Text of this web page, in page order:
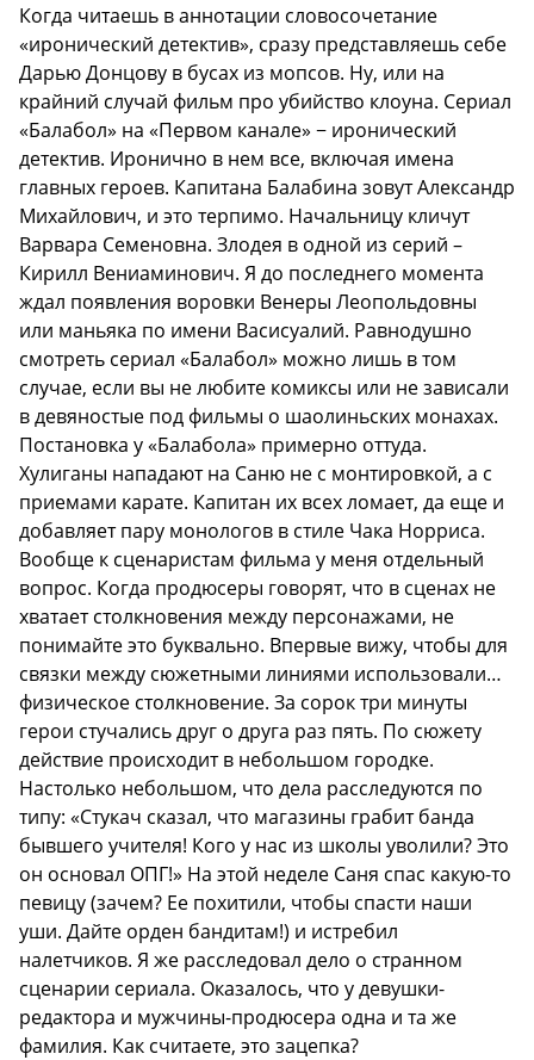
Когда читаешь в аннотации словосочетание
«иронический детектив», сразу представляешь себе
Дарью Донцову в бусах из мопсов. Ну, или на
крайний случай фильм про убийство клоуна. Сериал
«Балабол» на «Первом канале» − иронический
детектив. Иронично в нем все, включая имена
главных героев. Капитана Балабина зовут Александр
Михайлович, и это терпимо. Начальницу кличут
Варвара Семеновна. Злодея в одной из серий –
Кирилл Вениаминович. Я до последнего момента
ждал появления воровки Венеры Леопольдовны
или маньяка по имени Васисуалий. Равнодушно
смотреть сериал «Балабол» можно лишь в том
случае, если вы не любите комиксы или не зависали
в девяностые под фильмы о шаолиньских монахах.
Постановка у «Балабола» примерно оттуда.
Хулиганы нападают на Саню не с монтировкой, а с
приемами карате. Капитан их всех ломает, да еще и
добавляет пару монологов в стиле Чака Норриса.
Вообще к сценаристам фильма у меня отдельный
вопрос. Когда продюсеры говорят, что в сценах не
хватает столкновения между персонажами, не
понимайте это буквально. Впервые вижу, чтобы для
связки между сюжетными линиями использовали…
физическое столкновение. За сорок три минуты
герои стучались друг о друга раз пять. По сюжету
действие происходит в небольшом городке.
Настолько небольшом, что дела расследуются по
типу: «Стукач сказал, что магазины грабит банда
бывшего учителя! Кого у нас из школы уволили? Это
он основал ОПГ!» На этой неделе Саня спас какую-то
певицу (зачем? Ее похитили, чтобы спасти наши
уши. Дайте орден бандитам!) и истребил
налетчиков. Я же расследовал дело о странном
сценарии сериала. Оказалось, что у девушки-
редактора и мужчины-продюсера одна и та же
фамилия. Как считаете, это зацепка?